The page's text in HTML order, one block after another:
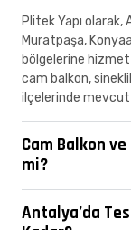
Plitek Yapı
Muratpaşa,
bölgelerine
cam balkon,
ilçelerinde
Cam Balkon
mi?
Antalya’da